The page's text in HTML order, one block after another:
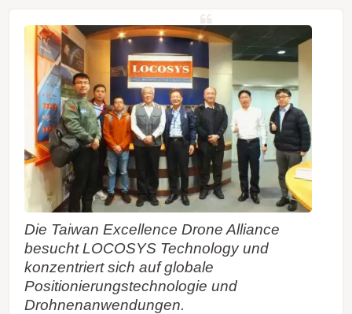
Die Taiwan Excellence Drone Alliance
besucht LOCOSYS Technology und
konzentriert sich auf globale
Positionierungstechnologie und
Drohnenanwendungen.